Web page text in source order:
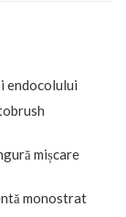
endocolului
mișcare
monostrat